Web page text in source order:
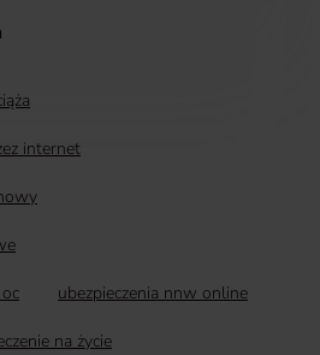
internet
ubezpieczenia nnw online
na życie